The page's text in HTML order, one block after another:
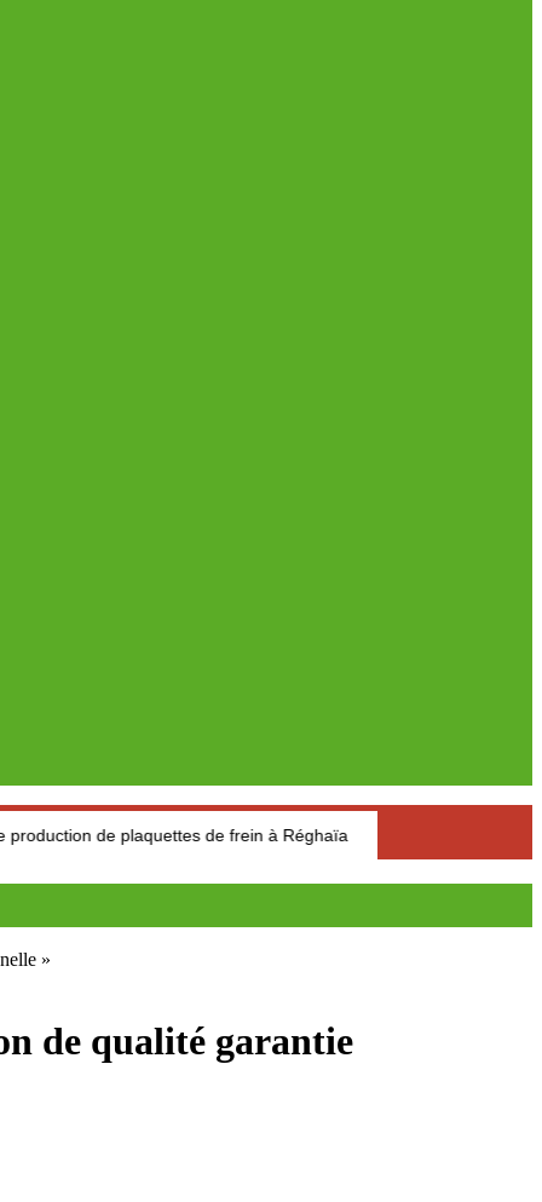
plaquettes de frein à Réghaïa Pétrole : Le prix du baril de
»
de qualité garantie